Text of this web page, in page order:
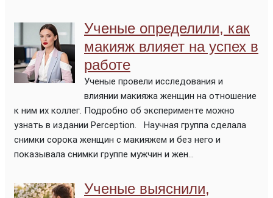
Ученые определили, как
макияж влияет на успех в
работе
Ученые провели исследования и
влиянии макияжа женщин на отношение
к ним их коллег. Подробно об эксперименте можно
узнать в издании Perception. Научная группа сделала
снимки сорока женщин с макияжем и без него и
показывала снимки группе мужчин и жен...
Ученые выяснили,